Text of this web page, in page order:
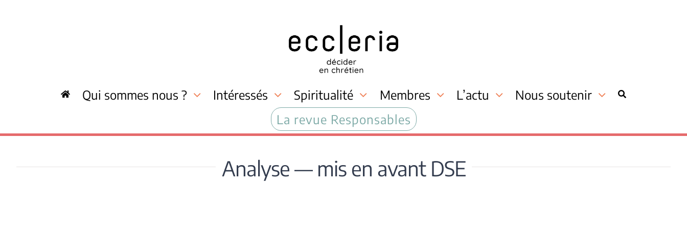
Qui sommes nous ? Intéressés Spiritualité Membres L’actu
Nous soutenir
La revue Responsables
Analyse — mis en avant DSE